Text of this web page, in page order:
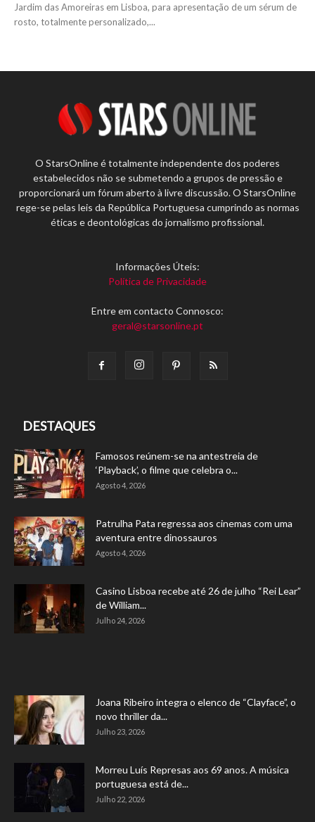
Jardim das Amoreiras em Lisboa, para apresentação de um sérum de
rosto, totalmente personalizado,...
O StarsOnline é totalmente independente dos poderes
estabelecidos não se submetendo a grupos de pressão e
proporcionará um fórum aberto à livre discussão. O StarsOnline
rege-se pelas leis da República Portuguesa cumprindo as normas
éticas e deontológicas do jornalismo profissional.
Informações Úteis:
Política de Privacidade
Entre em contacto Connosco:
geral@starsonline.pt
DESTAQUES
Famosos reúnem-se na antestreia de
‘Playback’, o filme que celebra o...
Agosto 4, 2026
Patrulha Pata regressa aos cinemas com uma
aventura entre dinossauros
Agosto 4, 2026
Casino Lisboa recebe até 26 de julho “Rei Lear”
de William...
Julho 24, 2026
Joana Ribeiro integra o elenco de “Clayface”, o
novo thriller da...
Julho 23, 2026
Morreu Luís Represas aos 69 anos. A música
portuguesa está de...
Julho 22, 2026